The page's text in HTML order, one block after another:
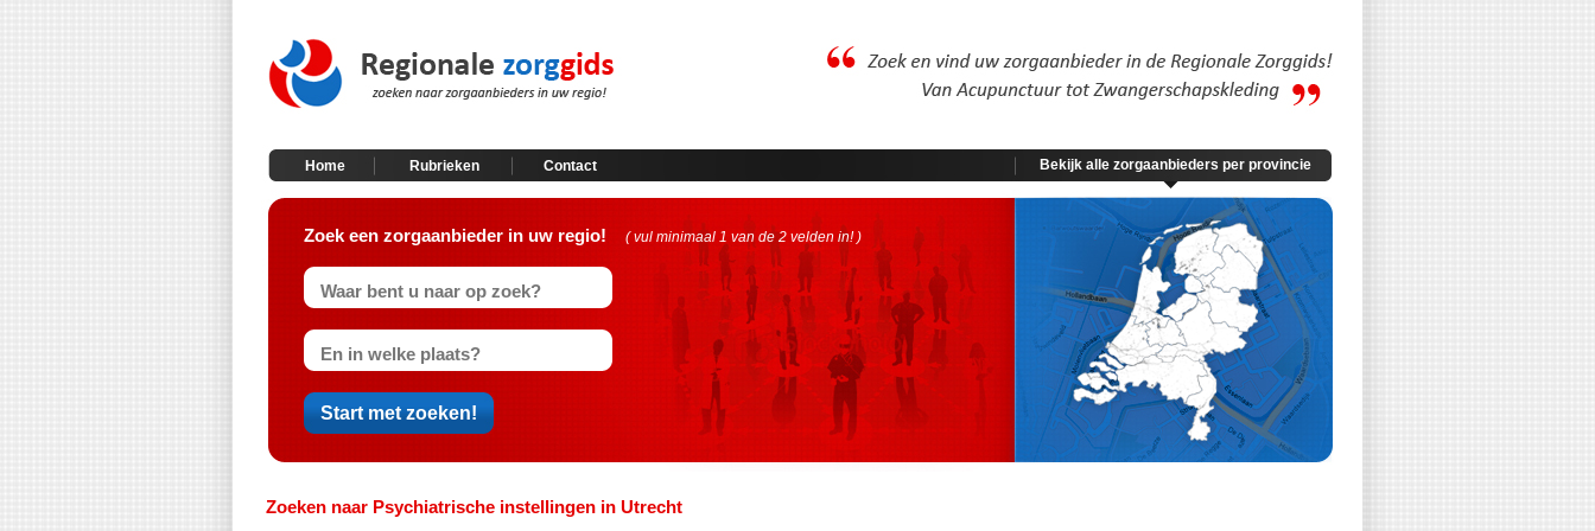
Home Rubrieken Contact Bekijk alle zorgaanbieders per provincie
Zoek een zorgaanbieder in uw regio! ( vul minimaal 1 van de 2 velden in! )
Zoeken naar Psychiatrische instellingen in Utrecht